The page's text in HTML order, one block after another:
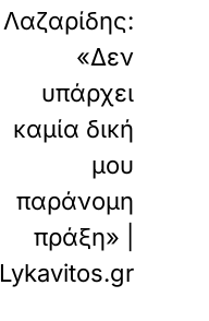
Λαζαρίδης:
«Δεν
υπάρχει
καμία δική
μου
παράνομη
πράξη» |
Lykavitos.gr